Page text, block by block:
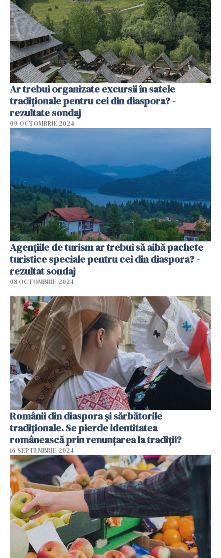
Ar trebui organizate excursii în satele
tradiționale pentru cei din diaspora? -
rezultate sondaj
09 OCTOMBRIE 2024
Agențiile de turism ar trebui să aibă pachete
turistice speciale pentru cei din diaspora? -
rezultat sondaj
08 OCTOMBRIE 2024
Românii din diaspora și sărbătorile
tradiționale. Se pierde identitatea
românească prin renunțarea la tradiții?
16 SEPTEMBRIE 2024